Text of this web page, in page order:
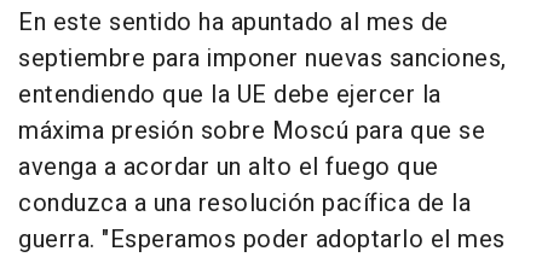
En este sentido ha apuntado al mes de
septiembre para imponer nuevas sanciones,
entendiendo que la UE debe ejercer la
máxima presión sobre Moscú para que se
avenga a acordar un alto el fuego que
conduzca a una resolución pacífica de la
guerra. "Esperamos poder adoptarlo el mes